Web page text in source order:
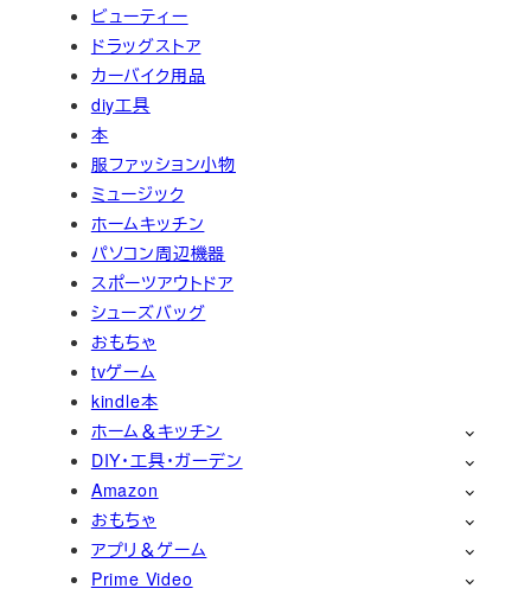
ビューティー
ドラッグストア
カーバイク用品
diy工具
本
服ファッション小物
ミュージック
ホームキッチン
パソコン周辺機器
スポーツアウトドア
シューズバッグ
おもちゃ
tvゲーム
kindle本
ホーム＆キッチン
DIY・工具・ガーデン
Amazon
おもちゃ
アプリ＆ゲーム
Prime Video